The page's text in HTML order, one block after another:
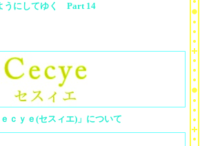
うにしてゆく Part 14
ｃｙｅ(セスィエ)」について